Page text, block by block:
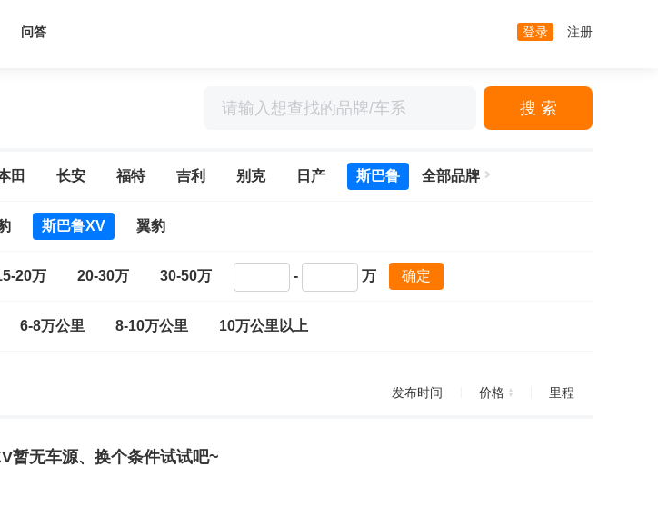
问答 登录 注册
搜 索
田 长安 福特 吉利 别克 日产 斯巴鲁 全部品牌
斯巴鲁XV 翼豹
20万 20-30万 30-50万 - 万 确定
6-8万公里 8-10万公里 10万公里以上
发布时间 价格 里程
暂无车源、换个条件试试吧~